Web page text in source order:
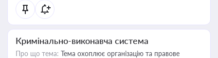
Кримінально-виконавча система
Про що тема: Тема охоплює організацію та правове